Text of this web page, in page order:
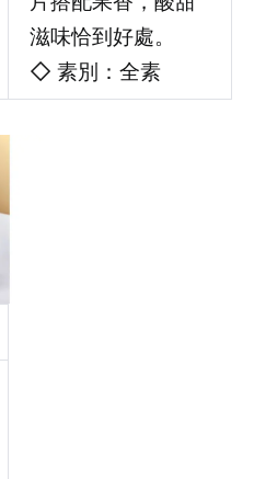
滋味恰到好處。
◇ 素別：全素
確認